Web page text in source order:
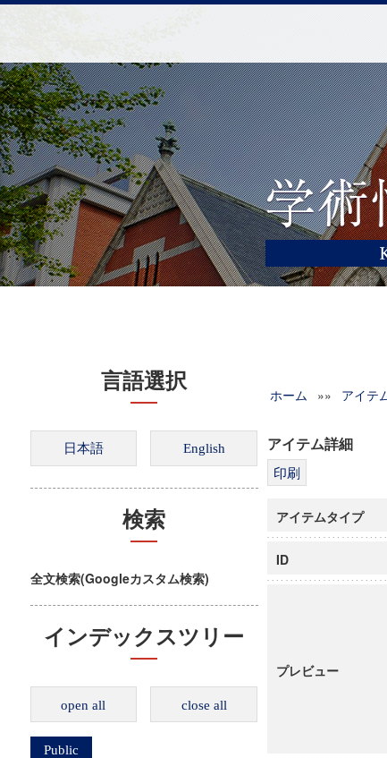
言語選択
検索
全文検索(Googleカスタム検索)
インデックスツリー
open all close all
Public
ホーム »» アイテ
アイテム詳細
アイテムタイプ
ID
プレビュー